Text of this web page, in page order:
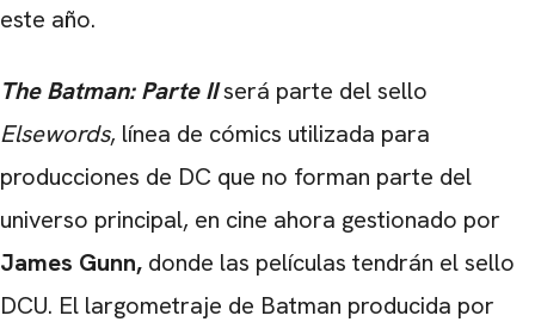
este año.
The Batman: Parte IIserá parte del sello
Elsewords, línea de cómics utilizada para
producciones de DC que no forman parte del
universo principal, en cine ahora gestionado por
James Gunn, donde las películas tendrán el sello
DCU. El largometraje de Batman producida por